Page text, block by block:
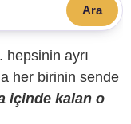
Ara
ayrı
her birinin sende
içinde kalan o